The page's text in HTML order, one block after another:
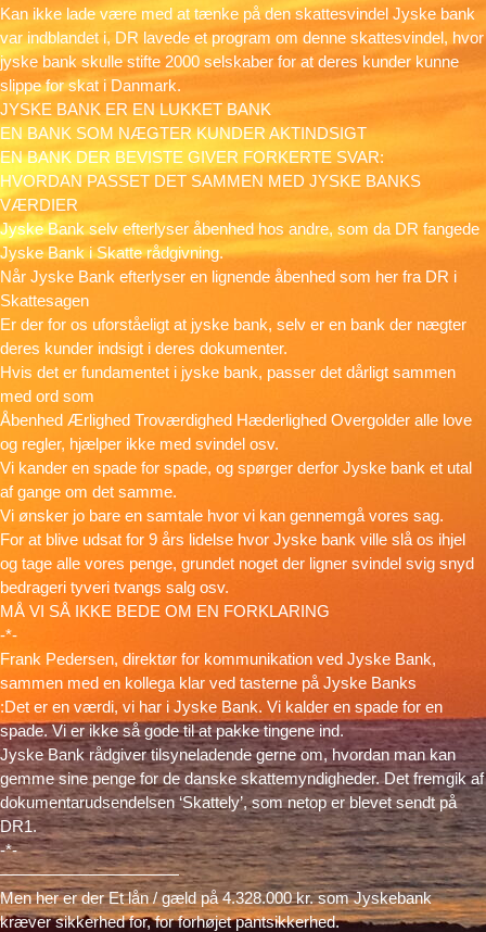
Kan ikke lade være med at tænke på den skattesvindel Jyske bank
var indblandet i, DR lavede et program om denne skattesvindel, hvor
jyske bank skulle stifte 2000 selskaber for at deres kunder kunne
slippe for skat i Danmark.
JYSKE BANK ER EN LUKKET BANK
EN BANK SOM NÆGTER KUNDER AKTINDSIGT
EN BANK DER BEVISTE GIVER FORKERTE SVAR:
HVORDAN PASSET DET SAMMEN MED JYSKE BANKS
VÆRDIER
Jyske Bank selv efterlyser åbenhed hos andre, som da DR fangede
Jyske Bank i Skatte rådgivning.
Når Jyske Bank efterlyser en lignende åbenhed som her fra DR i
Skattesagen
Er der for os uforståeligt at jyske bank, selv er en bank der nægter
deres kunder indsigt i deres dokumenter.
Hvis det er fundamentet i jyske bank, passer det dårligt sammen
med ord som
Åbenhed Ærlighed Troværdighed Hæderlighed Overgolder alle love
og regler, hjælper ikke med svindel osv.
Vi kander en spade for spade, og spørger derfor Jyske bank et utal
af gange om det samme.
Vi ønsker jo bare en samtale hvor vi kan gennemgå vores sag.
For at blive udsat for 9 års lidelse hvor Jyske bank ville slå os ihjel
og tage alle vores penge, grundet noget der ligner svindel svig snyd
bedrageri tyveri tvangs salg osv.
MÅ VI SÅ IKKE BEDE OM EN FORKLARING
-*-
Frank Pedersen, direktør for kommunikation ved Jyske Bank,
sammen med en kollega klar ved tasterne på Jyske Banks
:Det er en værdi, vi har i Jyske Bank. Vi kalder en spade for en
spade. Vi er ikke så gode til at pakke tingene ind.
Jyske Bank rådgiver tilsyneladende gerne om, hvordan man kan
gemme sine penge for de danske skattemyndigheder. Det fremgik af
dokumentarudsendelsen ‘Skattely’, som netop er blevet sendt på
DR1.
-*-
———————————
Men her er der Et lån / gæld på 4.328.000 kr. som Jyskebank
kræver sikkerhed for, for forhøjet pantsikkerhed.